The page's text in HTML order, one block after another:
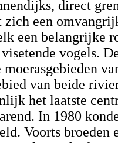
direct
zich een
een belangrijke
vogels.
van beide
het laatste
In 1980
Voorts broeden